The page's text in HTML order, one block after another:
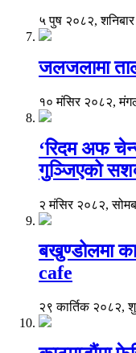
५ पुष २०८२, शनिबार
जलजलामा
१० मंसिर २०८२,
‘रिदम अफ
गुञ्जिएको
२ मंसिर २०८२,
बखुण्डोलमा
cafe
२९ कार्तिक २०८२,